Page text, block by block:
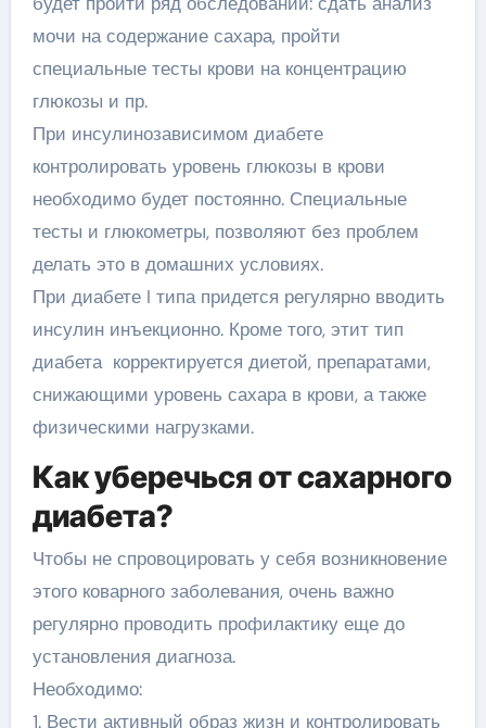
мочи на содержание сахара, пройти
специальные тесты крови на концентрацию
глюкозы и пр.
При инсулинозависимом диабете
контролировать уровень глюкозы в крови
необходимо будет постоянно. Специальные
тесты и глюкометры, позволяют без проблем
делать это в домашних условиях.
При диабете I типа придется регулярно вводить
инсулин инъекционно. Кроме того, этит тип
диабета корректируется диетой, препаратами,
снижающими уровень сахара в крови, а также
физическими нагрузками.
Как уберечься от сахарного
диабета?
Чтобы не спровоцировать у себя возникновение
этого коварного заболевания, очень важно
регулярно проводить профилактику еще до
установления диагноза.
Необходимо:
1. Вести активный образ жизн и контролировать